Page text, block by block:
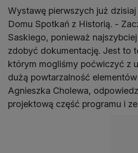
Wystawę pierwszych już
Domu Spotkań z Historią. -
Saskiego, ponieważ najszybciej
zdobyć dokumentację. Jest to
którym mogliśmy poćwiczyć z
dużą powtarzalność
Agnieszka Cholewa,
projektową część programu i